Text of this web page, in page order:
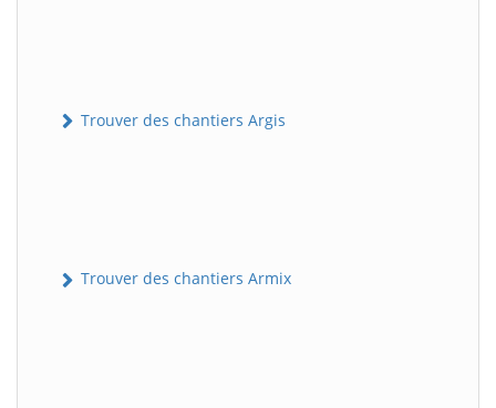
Trouver des chantiers Argis
Trouver des chantiers Armix